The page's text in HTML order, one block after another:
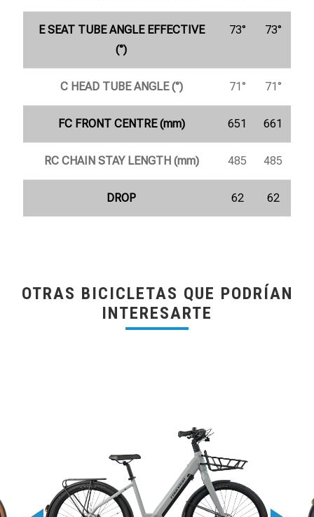
E SEAT TUBE ANGLE EFFECTIVE
(°)
73° 73°
C HEAD TUBE ANGLE (°) 71° 71°
FC FRONT CENTRE (mm) 651 661
RC CHAIN STAY LENGTH (mm) 485 485
DROP 62 62
OTRAS BICICLETAS QUE PODRÍAN
INTERESARTE